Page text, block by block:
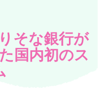
そな銀行が
国内初のス